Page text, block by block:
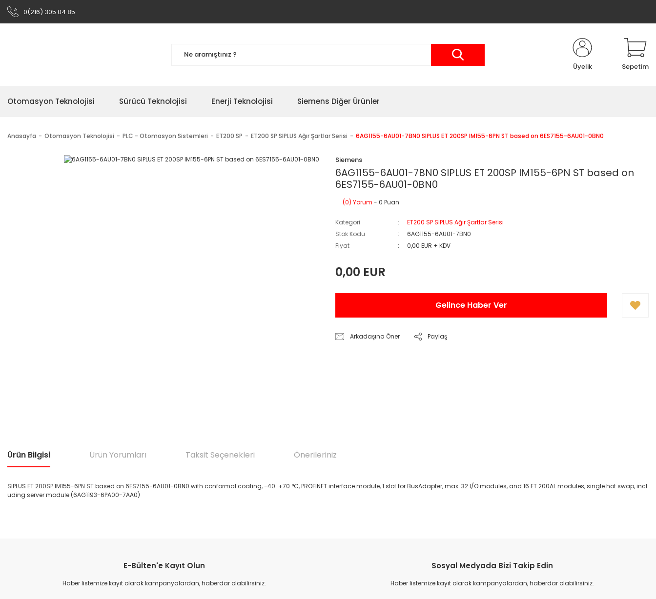
0(216) 305 04 85
Üyelik Sepetim
Otomasyon Teknolojisi Sürücü Teknolojisi Enerji Teknolojisi Siemens Diğer Ürünler
Anasayfa Otomasyon Teknolojisi PLC - Otomasyon Sistemleri ET200 SP ET200 SP SIPLUS Ağır Şartlar Serisi 6AG1155-6AU01-7BN0 SIPLUS ET 200SP IM155-6PN ST based on 6ES7155-6AU01-0BN0
Siemens
6AG1155-6AU01-7BN0 SIPLUS ET 200SP IM155-6PN ST based on
6ES7155-6AU01-0BN0
(0) Yorum - 0 Puan
Kategori
ET200 SP SIPLUS Ağır Şartlar Serisi
Stok Kodu
6AG1155-6AU01-7BN0
Fiyat
0,00 EUR + KDV
0,00 EUR
Gelince Haber Ver
Arkadaşına Öner Paylaş
Ürün Bilgisi Ürün Yorumları Taksit Seçenekleri Önerileriniz
SIPLUS ET 200SP IM155-6PN ST based on 6ES7155-6AU01-0BN0 with conformal coating, -40…+70 °C, PROFINET interface module, 1 slot for BusAdapter, max. 32 I/O modules, and 16 ET 200AL modules, single hot swap, incl
uding server module (6AG1193-6PA00-7AA0)
Ürün resmi kalitesiz, bozuk veya görüntülenemiyor.
Ürün açıklamasında eksik bilgiler bulunuyor.
E-Bülten'e Kayıt Olun
Haber listemize kayıt olarak kampanyalardan, haberdar olabilirsiniz.
Sosyal Medyada Bizi Takip Edin
Haber listemize kayıt olarak kampanyalardan, haberdar olabilirsiniz.